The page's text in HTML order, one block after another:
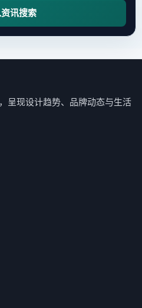
讯搜索
呈现设计趋势、品牌动态与生活